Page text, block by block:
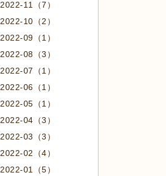
2022-11（7）
2022-10（2）
2022-09（1）
2022-08（3）
2022-07（1）
2022-06（1）
2022-05（1）
2022-04（3）
2022-03（3）
2022-02（4）
2022-01（5）